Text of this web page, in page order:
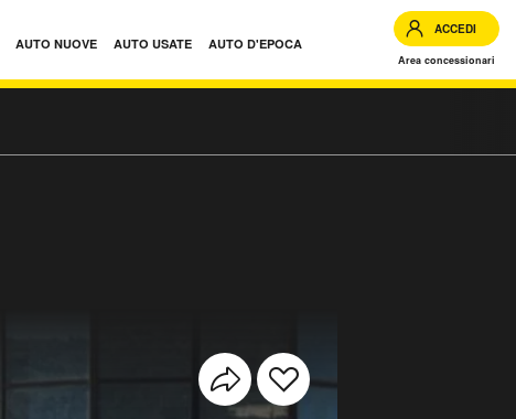
AUTO NUOVE AUTO USATE AUTO D'EPOCA
ACCEDI
Area concessionari